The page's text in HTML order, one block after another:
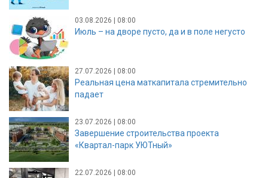
03.08.2026 | 08:00
Июль – на дворе пусто, да и в поле негусто
27.07.2026 | 08:00
Реальная цена маткапитала стремительно
падает
23.07.2026 | 08:00
Завершение строительства проекта
«Квартал-парк УЮТный»
22.07.2026 | 08:00